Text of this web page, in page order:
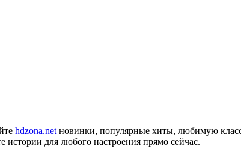
hdzona.net новинки, популярные хиты, любимую
истории для любого настроения прямо сейчас.